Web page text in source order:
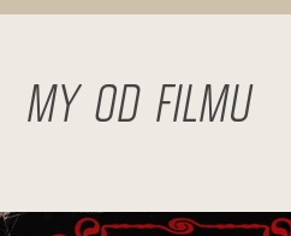
MY OD FILMU